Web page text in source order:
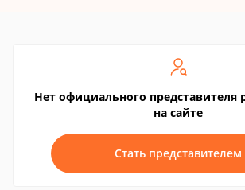
Нет официального представителя
на сайте
Стать представителем